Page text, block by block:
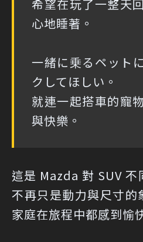
希望在玩了一整天
心地睡著。
一緒に乗るペット
クしてほしい。
就連一起搭車的寵
與快樂。
這是 Mazda 對 SUV
不再只是動力與尺寸的
家庭在旅程中都感到愉